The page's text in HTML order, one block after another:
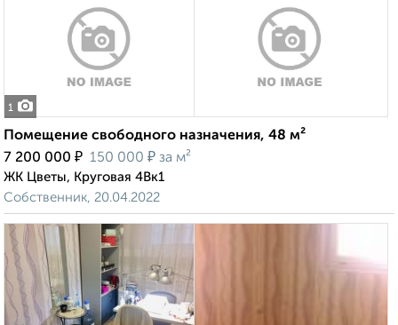
1
Помещение свободного назначения, 48 м²
7 200 000 ₽ 150 000 ₽ за м²
ЖК Цветы, Круговая 4Вк1
Собственник, 20.04.2022